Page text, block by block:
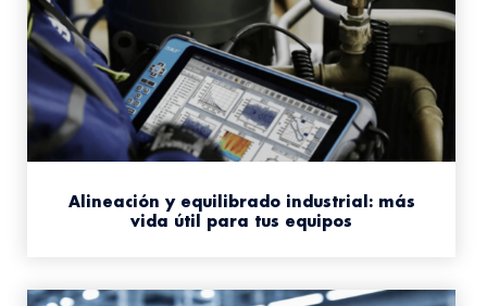
Alineación y equilibrado industrial: más
vida útil para tus equipos